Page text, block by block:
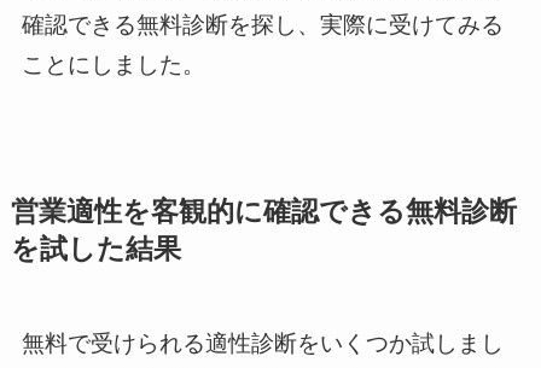
確認できる無料診断を探し、実際に受けてみる
ことにしました。
営業適性を客観的に確認できる無料診断
を試した結果
無料で受けられる適性診断をいくつか試しまし